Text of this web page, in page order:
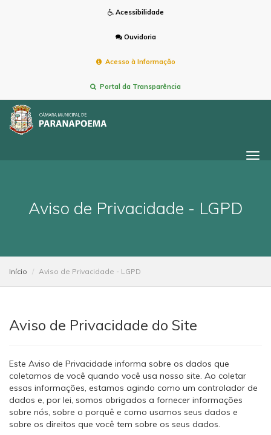
Acessibilidade
Ouvidoria
Acesso à Informação
Portal da Transparência
Aviso de Privacidade - LGPD
Início Aviso de Privacidade - LGPD
Aviso de Privacidade do Site
Este Aviso de Privacidade informa sobre os dados que
coletamos de você quando você usa nosso site. Ao coletar
essas informações, estamos agindo como um controlador de
dados e, por lei, somos obrigados a fornecer informações
sobre nós, sobre o porquê e como usamos seus dados e
sobre os direitos que você tem sobre os seus dados.